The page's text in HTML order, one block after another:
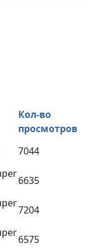
Кол-во
просмотров
7044
6635
7204
6575